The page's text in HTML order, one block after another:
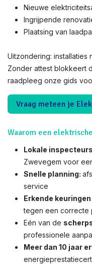
Nieuwe
Ingrijpende
Plaatsing van
Uitzondering: installaties
Zonder attest blokkeert
raadpleeg onze gids
Vraag meteen je
Waarom een
Lokale inspecteurs
Zwevegem voor
Snelle planning:
service
Erkende keuringen
tegen een correcte
Eén van de
professionele
Meer dan 10 jaar